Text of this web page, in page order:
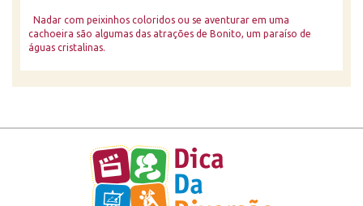
Nadar com peixinhos coloridos ou se aventurar em uma
cachoeira são algumas das atrações de Bonito, um paraíso de
águas cristalinas.